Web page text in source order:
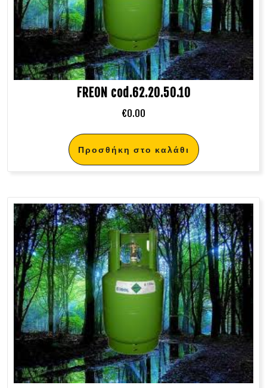
FREON cod.62.20.50.10
€0.00
Προσθήκη στο καλάθι